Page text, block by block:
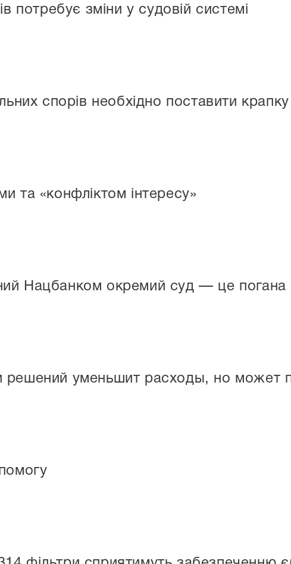
потребує зміни у судовій системі
спорів необхідно поставити
та «конфліктом інтересу»
Нацбанком окремий суд — це погана
решений уменьшит расходы, но может